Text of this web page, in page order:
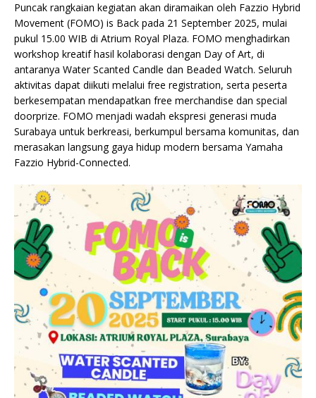
Puncak rangkaian kegiatan akan diramaikan oleh Fazzio Hybrid
Movement (FOMO) is Back pada 21 September 2025, mulai
pukul 15.00 WIB di Atrium Royal Plaza. FOMO menghadirkan
workshop kreatif hasil kolaborasi dengan Day of Art, di
antaranya Water Scanted Candle dan Beaded Watch. Seluruh
aktivitas dapat diikuti melalui free registration, serta peserta
berkesempatan mendapatkan free merchandise dan special
doorprize. FOMO menjadi wadah ekspresi generasi muda
Surabaya untuk berkreasi, berkumpul bersama komunitas, dan
merasakan langsung gaya hidup modern bersama Yamaha
Fazzio Hybrid-Connected.